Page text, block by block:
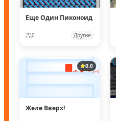
Еще Один Пиконоид
0 Другие
0.0
Желе Вверх!